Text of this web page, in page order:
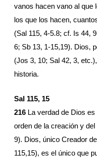
vanos hacen vano al que
los que los hacen,
(Sal 115, 4-5.8; cf. Is 44,
6; Sb 13, 1-15,19). Dios,
(Jos 3, 10; Sal 42, 3,
historia.
Sal 115, 15
216 La verdad de Dios
orden de la creación y
9). Dios, único Creador
115,15), es el único que